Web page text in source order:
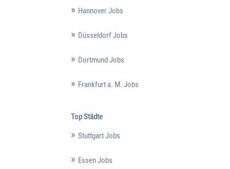
Hannover Jobs
Düsseldorf Jobs
Dortmund Jobs
Frankfurt a. M. Jobs
Top Städte
Stuttgart Jobs
Essen Jobs